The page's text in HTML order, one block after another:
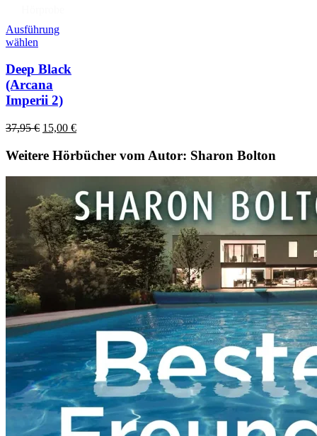
Ausführung
wählen
Deep Black
(Arcana
Imperii 2)
37,95€ 15,00 €
Weitere Hörbücher vom Autor: Sharon Bolton